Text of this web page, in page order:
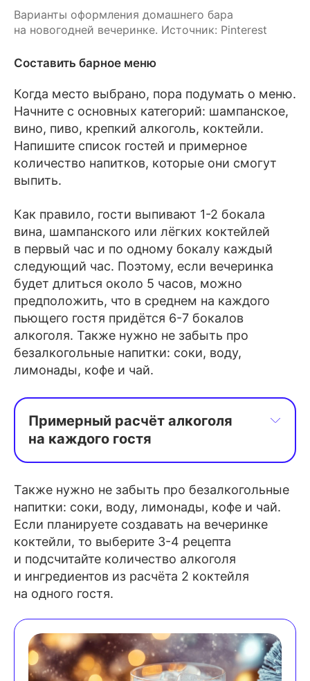
Зимний коктейль с яблоком:
яблочный сидр с корицей и ромом.
Ледяной дождь: джин с тоником
и мятой.
Горячий шоколад с рюмкой рома
и взбитыми сливками.
Пина колада: ром, ананасовый сок
Май Тай: ром, апельсиновый ликёр,
миндальный сироп и лаймовый сок.
Тропическая буря: белый ром,
грейпфрутовый сок и имбирное пиво.
Дайкири со свежими фруктами: ром
с лимонным или лаймовым соком
и фруктами.
Кокосовый шейк на основе текилы:
текила смешанная с кокосовым
молоком и сгущёнкой.
кюрасао и лимонным соком.
Неоновая маргарита: текила
со светящимся неоновым ликёром
(например, голубой кюрасао)
в сочетании со сладким напитком
на основе ананаса.
несколько капель лимонного фреша.
Галактика: джин, тоник, мятные
Варианты оформления домашнего бара
на новогодней вечеринке. Источник: Pinterest
Составить барное меню
Когда место выбрано, пора подумать о меню.
Начните с основных категорий: шампанское,
вино, пиво, крепкий алкоголь, коктейли.
Напишите список гостей и примерное
количество напитков, которые они смогут
выпить.
Как правило, гости выпивают 1-2 бокала
вина, шампанского или лёгких коктейлей
в первый час и по одному бокалу каждый
следующий час. Поэтому, если вечеринка
будет длиться около 5 часов, можно
предположить, что в среднем на каждого
пьющего гостя придётся 6-7 бокалов
алкоголя. Также нужно не забыть про
безалкогольные напитки: соки, воду,
лимонады, кофе и чай.
Примерный расчёт алкоголя
на каждого гостя
Крепкие спиртные напитки: примерно
½ бутылки (375 мл) на человека
за вечер.
Вино: около одной бутылки (750 мл)
на двоих человек.
Пиво: примерно две банки (по 0.33
л или 0.5 л) на человека за вечер.
Также нужно не забыть про безалкогольные
напитки: соки, воду, лимонады, кофе и чай.
Если планируете создавать на вечеринке
коктейли, то выберите 3-4 рецепта
и подсчитайте количество алкоголя
и ингредиентов из расчёта 2 коктейля
на одного гостя.